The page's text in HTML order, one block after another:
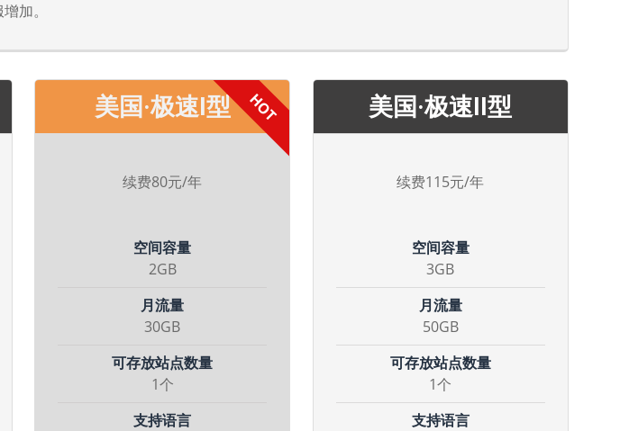
加。
美国·极速I型
续费80元/年
空间容量
2GB
月流量
30GB
可存放站点数量
1个
支持语言
美国·极速II型
续费115元/年
空间容量
3GB
月流量
50GB
可存放站点数量
1个
支持语言